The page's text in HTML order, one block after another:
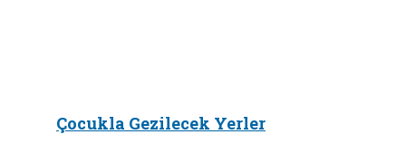
Çocukla Gezilecek Yerler